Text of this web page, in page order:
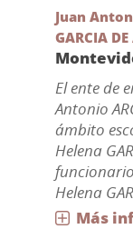
Juan
GARCIA DE
El ente de
Antonio
ámbito
Helena
Helena
Más